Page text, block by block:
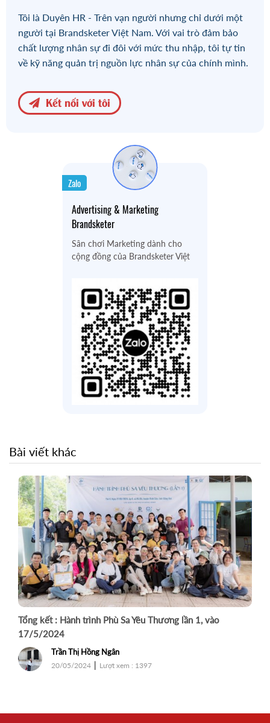
Tôi là Duyên HR - Trên vạn người nhưng chỉ dưới một
người tại Brandsketer Việt Nam. Với vai trò đảm bảo
chất lượng nhân sự đi đôi với mức thu nhập, tôi tự tin
về kỹ năng quản trị nguồn lực nhân sự của chính mình.
Kết nối với tôi
Zalo
Advertising & Marketing
Brandsketer
Sân chơi Marketing dành cho
cộng đồng của Brandsketer Việt
Bài viết khác
Tổng kết : Hành trình Phù Sa Yêu Thương lần 1, vào
17/5/2024
Trần Thị Hồng Ngân
20/05/2024 | Lượt xem : 1397